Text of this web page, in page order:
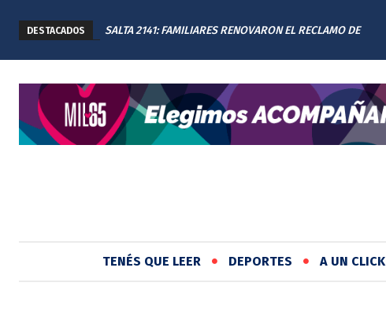
DESTACADOS
SALTA 2141: FAMILIARES RENOVARON EL RECLAMO DE
TENÉS QUE LEER DEPORTES A UN CLICK